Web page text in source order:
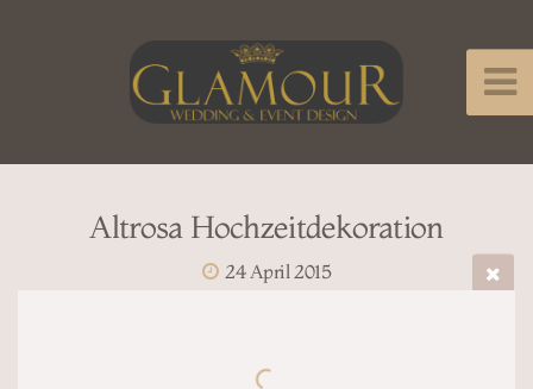
Altrosa Hochzeitdekoration
24 April 2015